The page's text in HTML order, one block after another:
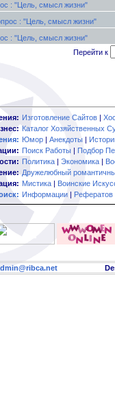
: "Цель, смысл жизни"
: "Цель, смысл жизни"
: "Цель, смысл жизни"
Перейти к
Изготовление Сайтов |
Каталог Хозяйственных
Юмор | Анекдоты |
Поиск Работы | Подбор
Политика | Экономика |
Дружелюбный
Мистика | Воинские
Информации | Рефератов